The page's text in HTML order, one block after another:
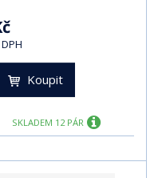
Koupit
SKLADEM 12 PÁR